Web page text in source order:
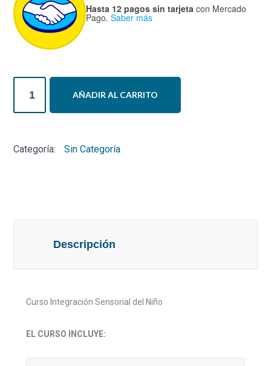
Hasta 12 pagos sin tarjeta con Mercado
Pago. Saber más
Integración
Niño
AÑADIR AL CARRITO
Categoría: Sin Categoría
Descripción
Curso Integración Sensorial del Niño
EL CURSO INCLUYE: